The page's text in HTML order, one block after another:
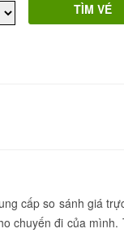
cấp so sánh giá
chuyến đi của mình.